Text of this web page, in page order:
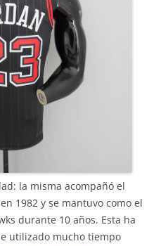
la misma acompañó el
1982 y se mantuvo como el
durante 10 años. Esta ha
utilizado mucho tiempo